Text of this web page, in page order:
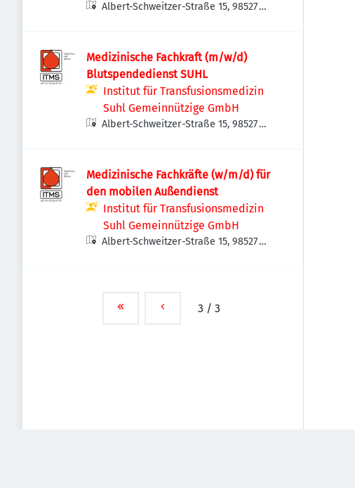
Albert-Schweitzer-Straße 15, 98527
Medizinische Fachkraft (m/w/d)
Blutspendedienst SUHL
Institut für Transfusionsmedizin
Suhl Gemeinnützige GmbH
Albert-Schweitzer-Straße 15, 98527
Medizinische Fachkräfte (w/m/d) für
den mobilen Außendienst
Institut für Transfusionsmedizin
Suhl Gemeinnützige GmbH
Albert-Schweitzer-Straße 15, 98527
3 / 3